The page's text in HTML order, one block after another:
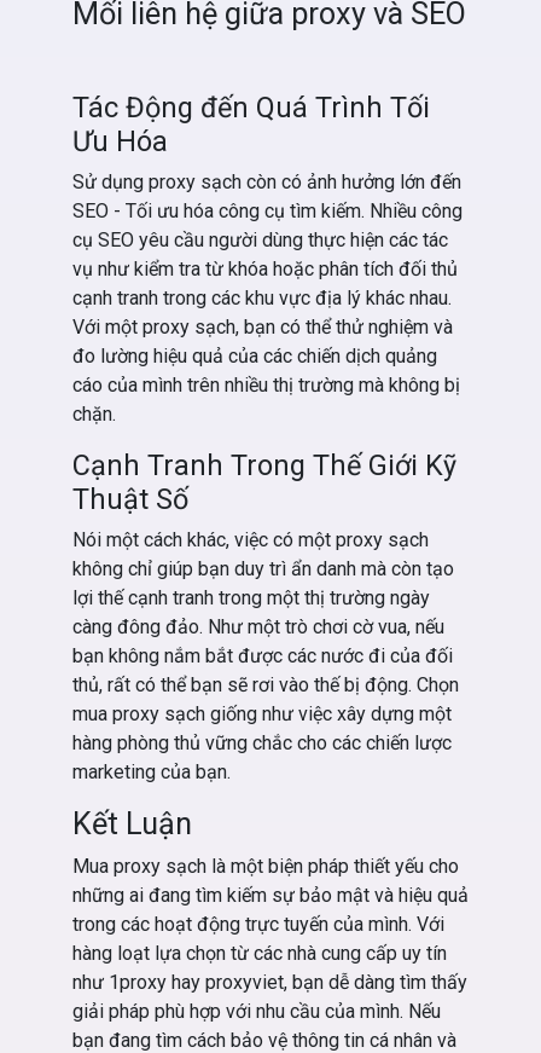
Mối liên hệ giữa proxy và SEO
Tác Động đến Quá Trình Tối
Ưu Hóa
Sử dụng proxy sạch còn có ảnh hưởng lớn đến
SEO - Tối ưu hóa công cụ tìm kiếm. Nhiều công
cụ SEO yêu cầu người dùng thực hiện các tác
vụ như kiểm tra từ khóa hoặc phân tích đối thủ
cạnh tranh trong các khu vực địa lý khác nhau.
Với một proxy sạch, bạn có thể thử nghiệm và
đo lường hiệu quả của các chiến dịch quảng
cáo của mình trên nhiều thị trường mà không bị
chặn.
Cạnh Tranh Trong Thế Giới Kỹ
Thuật Số
Nói một cách khác, việc có một proxy sạch
không chỉ giúp bạn duy trì ẩn danh mà còn tạo
lợi thế cạnh tranh trong một thị trường ngày
càng đông đảo. Như một trò chơi cờ vua, nếu
bạn không nắm bắt được các nước đi của đối
thủ, rất có thể bạn sẽ rơi vào thế bị động. Chọn
mua proxy sạch giống như việc xây dựng một
hàng phòng thủ vững chắc cho các chiến lược
marketing của bạn.
Kết Luận
Mua proxy sạch là một biện pháp thiết yếu cho
những ai đang tìm kiếm sự bảo mật và hiệu quả
trong các hoạt động trực tuyến của mình. Với
hàng loạt lựa chọn từ các nhà cung cấp uy tín
như 1proxy hay proxyviet, bạn dễ dàng tìm thấy
giải pháp phù hợp với nhu cầu của mình. Nếu
bạn đang tìm cách bảo vệ thông tin cá nhân và